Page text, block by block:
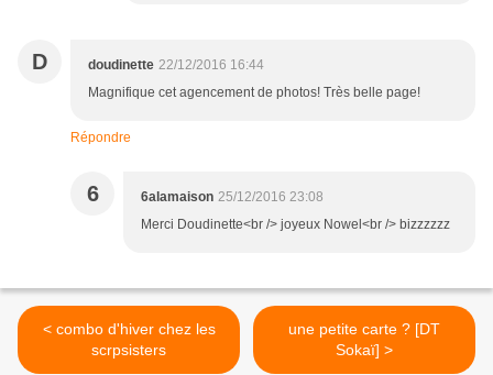
D doudinette 22/12/2016 16:44
Magnifique cet agencement de photos! Très belle page!
Répondre
6 6alamaison 25/12/2016 23:08
Merci Doudinette<br /> joyeux Nowel<br /> bizzzzzz
< combo d'hiver chez les
scrpsisters
une petite carte ? [DT
Sokaï] >